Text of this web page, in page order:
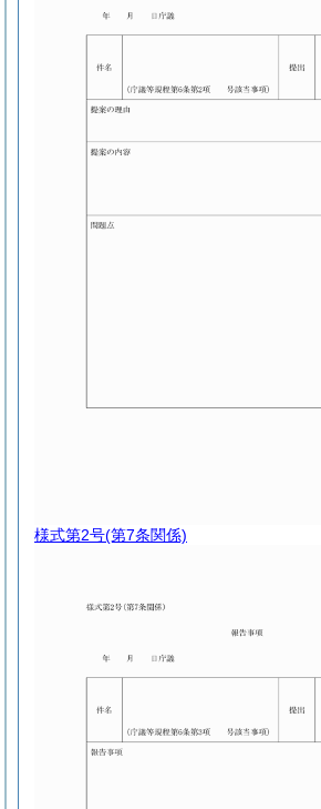
様式第2号(第7条関係)